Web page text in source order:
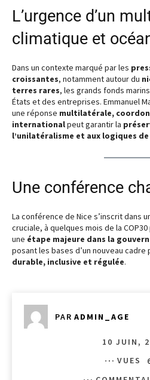
L’urgence d’un
climatique et
Dans un contexte marqué par les
croissantes, notamment autour du
terres rares, les grands fonds
États et des entreprises. Emmanuel
une réponse multilatérale,
internationalpeut garantir la
l’unilatéralisme et aux logiques
Une conférence
La conférence de Nice s’inscrit dans
cruciale, à quelques mois de la
une étape majeure dans la
posant les bases d’un nouveau cadre
durable, inclusive et régulée.
PAR ADMIN_AGE
10 JUIN,
VUES